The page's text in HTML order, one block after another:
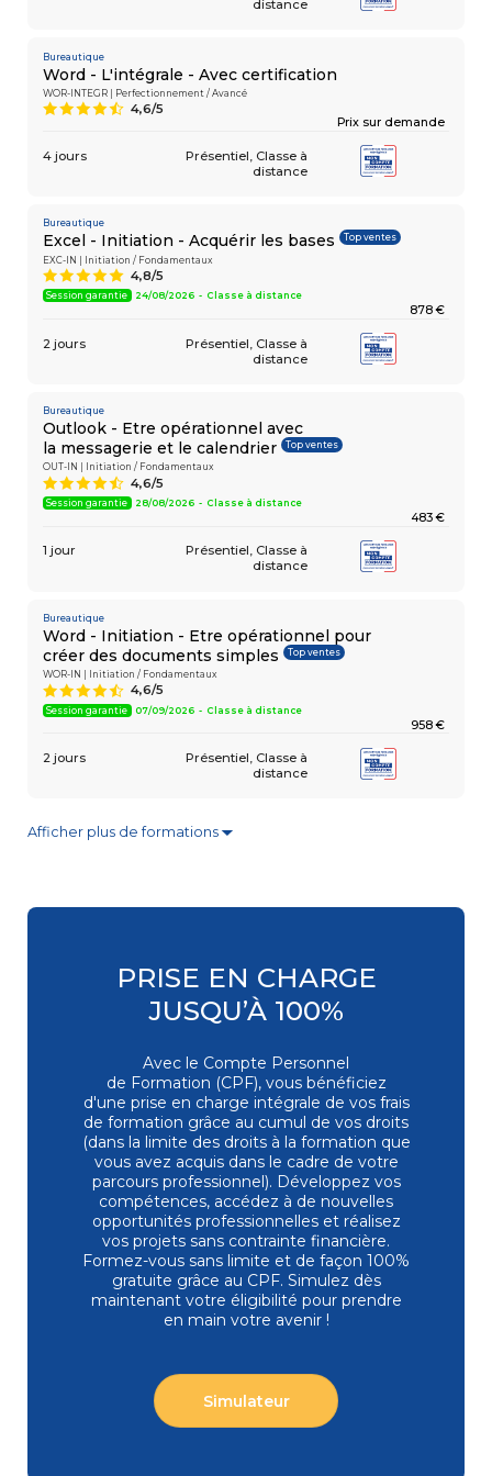
distance
Bureautique
Word - L'intégrale - Avec certification
WOR-INTEGR | Perfectionnement / Avancé
Prix sur demande
9 4,6/5
4 jours Présentiel Classe à
distance
Bureautique
Excel - Initiation - Acquérir les bases Top ventes
EXC-IN | Initiation / Fondamentaux
878 €
A 4,8/5
Session garantie 24/08/2026 - Classe à distance
2 jours Présentiel Classe à
distance
Bureautique
Outlook - Etre opérationnel avec
la messagerie et le calendrier
Top ventes
OUT-IN | Initiation / Fondamentaux
483 €
9 4,6/5
Session garantie 28/08/2026 - Classe à distance
1 jour Présentiel Classe à
distance
Bureautique
Word - Initiation - Etre opérationnel pour
créer des documents simples
Top ventes
WOR-IN | Initiation / Fondamentaux
958 €
9 4,6/5
Session garantie 07/09/2026 - Classe à distance
2 jours Présentiel Classe à
distance
Bureautique
9 4,6/5
Présentiel
Classe à
distance
Excel - Programmer en VBA Top ventes
EXC-VB | Expertise
1 393 €
9 4,6/5
07/09/2026 - Classe à distance
Présentiel Classe à
distance
Bureautique
PowerPoint - Initiation - Etre opérationnel
pour concevoir et diffuser
un diaporama
Top ventes
POW-IN | Initiation / Fondamentaux
distance
Afficher plus de formations▼
PRISE EN CHARGE
JUSQU’À 100%
Avec le Compte Personnel
de Formation (CPF), vous bénéficiez
d'une prise en charge intégrale de vos frais
de formation grâce au cumul de vos droits
(dans la limite des droits à la formation que
vous avez acquis dans le cadre de votre
parcours professionnel). Développez vos
compétences, accédez à de nouvelles
opportunités professionnelles et réalisez
vos projets sans contrainte financière.
Formez-vous sans limite et de façon 100%
gratuite grâce au CPF. Simulez dès
maintenant votre éligibilité pour prendre
en main votre avenir !
Simulateur